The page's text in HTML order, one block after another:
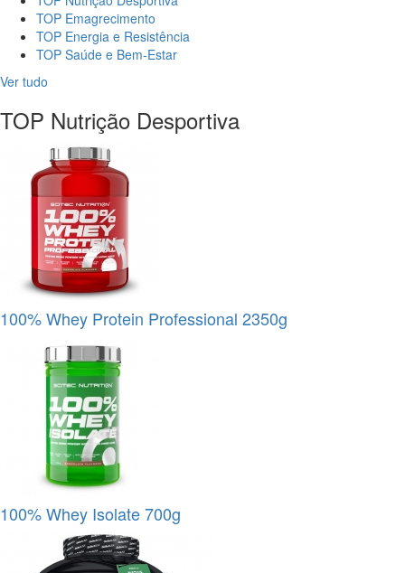
TOP Emagrecimento
TOP Energia e Resistência
TOP Saúde e Bem-Estar
Ver tudo
TOP Nutrição Desportiva
100% Whey Protein Professional 2350g
100% Whey Isolate 700g